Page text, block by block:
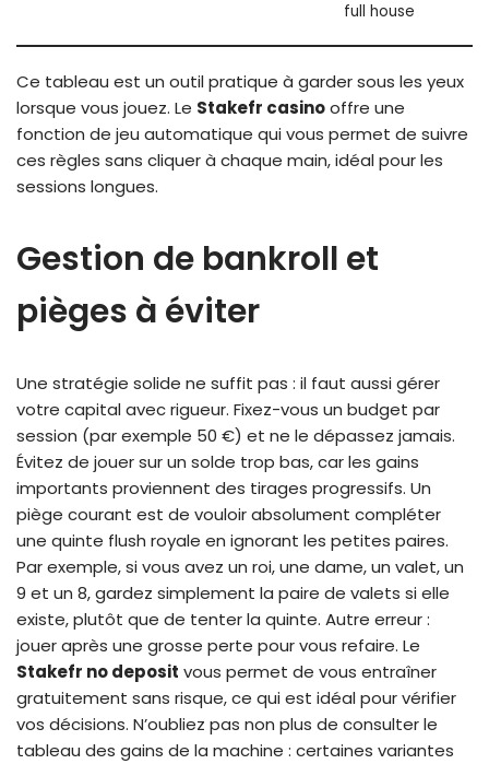
full house
Ce tableau est un outil pratique à garder sous les yeux
lorsque vous jouez. Le Stakefr casinooffre une
fonction de jeu automatique qui vous permet de suivre
ces règles sans cliquer à chaque main, idéal pour les
sessions longues.
Gestion de bankroll et
pièges à éviter
Une stratégie solide ne suffit pas : il faut aussi gérer
votre capital avec rigueur. Fixez-vous un budget par
session (par exemple 50 €) et ne le dépassez jamais.
Évitez de jouer sur un solde trop bas, car les gains
importants proviennent des tirages progressifs. Un
piège courant est de vouloir absolument compléter
une quinte flush royale en ignorant les petites paires.
Par exemple, si vous avez un roi, une dame, un valet, un
9 et un 8, gardez simplement la paire de valets si elle
existe, plutôt que de tenter la quinte. Autre erreur :
jouer après une grosse perte pour vous refaire. Le
Stakefr no deposit vous permet de vous entraîner
gratuitement sans risque, ce qui est idéal pour vérifier
vos décisions. N’oubliez pas non plus de consulter le
tableau des gains de la machine : certaines variantes